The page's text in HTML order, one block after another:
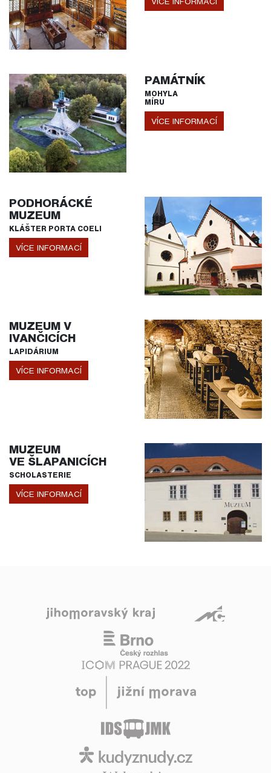
PAMÁTNÍK
MOHYLA
MÍRU
VÍCE INFORMACÍ
PODHORÁCKÉ
MUZEUM
KLÁŠTER PORTA COELI
VÍCE INFORMACÍ
MUZEUM V
IVANČICÍCH
LAPIDÁRIUM
VÍCE INFORMACÍ
MUZEUM
VE ŠLAPANICÍCH
SCHOLASTERIE
VÍCE INFORMACÍ